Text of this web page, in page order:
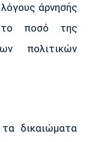
άρνησής
το ποσό της
πολιτικών
δικαιώματα